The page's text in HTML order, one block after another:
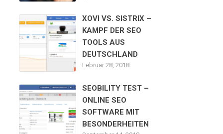
XOVI VS. SISTRIX –
KAMPF DER SEO
TOOLS AUS
DEUTSCHLAND
Februar 28, 2018
SEOBILITY TEST –
ONLINE SEO
SOFTWARE MIT
BESONDERHEITEN